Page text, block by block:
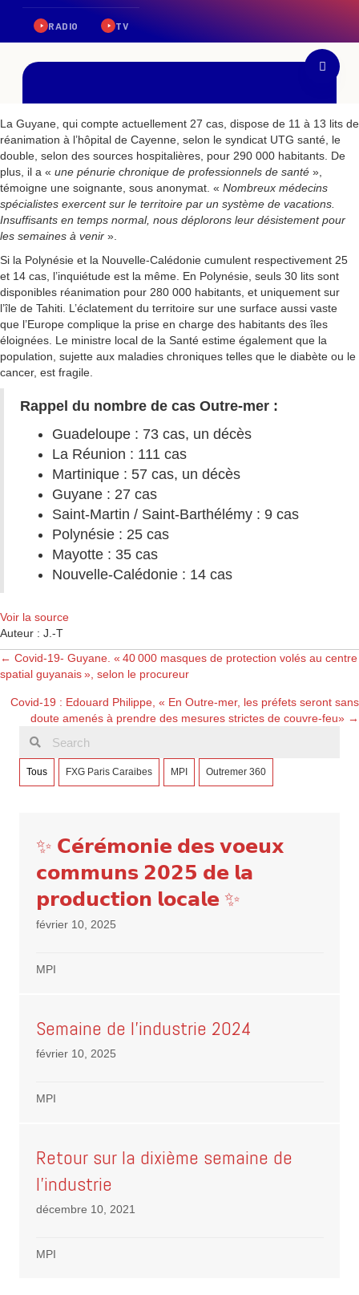
La Guyane, qui compte actuellement 27 cas, dispose de 11 à 13 lits de
réanimation à l’hôpital de Cayenne, selon le syndicat UTG santé, le
double, selon des sources hospitalières, pour 290 000 habitants. De
plus, il a « une pénurie chronique de professionnels de santé »,
témoigne une soignante, sous anonymat. « Nombreux médecins
spécialistes exercent sur le territoire par un système de vacations.
Insuffisants en temps normal, nous déplorons leur désistement pour
les semaines à venir ».
Si la Polynésie et la Nouvelle-Calédonie cumulent respectivement 25
et 14 cas, l’inquiétude est la même. En Polynésie, seuls 30 lits sont
disponibles réanimation pour 280 000 habitants, et uniquement sur
l’île de Tahiti. L’éclatement du territoire sur une surface aussi vaste
que l’Europe complique la prise en charge des habitants des îles
éloignées. Le ministre local de la Santé estime également que la
population, sujette aux maladies chroniques telles que le diabète ou le
cancer, est fragile.
Rappel du nombre de cas Outre-mer :
Guadeloupe : 73 cas, un décès
La Réunion : 111 cas
Martinique : 57 cas, un décès
Guyane : 27 cas
Saint-Martin / Saint-Barthélémy : 9 cas
Polynésie : 25 cas
Mayotte : 35 cas
Nouvelle-Calédonie : 14 cas
Voir la source
Auteur : J.-T
Posts
navigation
← Covid-19- Guyane. « 40 000 masques de protection volés au centre
spatial guyanais », selon le procureur
Covid-19 : Edouard Philippe, « En Outre-mer, les préfets seront sans
doute amenés à prendre des mesures strictes de couvre-feu» →
Tous FXG Paris Caraibes MPI Outremer 360
✨ 𝗖𝗲́𝗿𝗲́𝗺𝗼𝗻𝗶𝗲 𝗱𝗲𝘀 𝘃𝗼𝗲𝘂𝘅
𝗰𝗼𝗺𝗺𝘂𝗻𝘀 𝟮𝟬𝟮𝟱 𝗱𝗲 𝗹𝗮
𝗽𝗿𝗼𝗱𝘂𝗰𝘁𝗶𝗼𝗻 𝗹𝗼𝗰𝗮𝗹𝗲 ✨
février 10, 2025
MPI
Semaine de l’industrie 2024
février 10, 2025
MPI
Retour sur la dixième semaine de
l’industrie
décembre 10, 2021
MPI